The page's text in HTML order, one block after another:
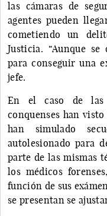
las cámaras de
agentes pueden
cometiendo un
Justicia. “Aunque
para conseguir una
jefe.
En el caso de las
conquenses han
han simulado
autolesionado para
parte de las mismas
los médicos
función de sus
se presentan se